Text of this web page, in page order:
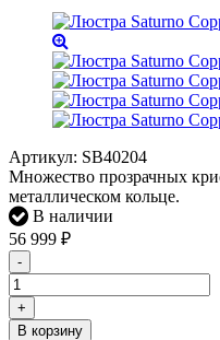
Артикул: SB40204
Множество прозрачных
металлическом кольце.
В наличии
56 999 ₽
-
+
В корзину